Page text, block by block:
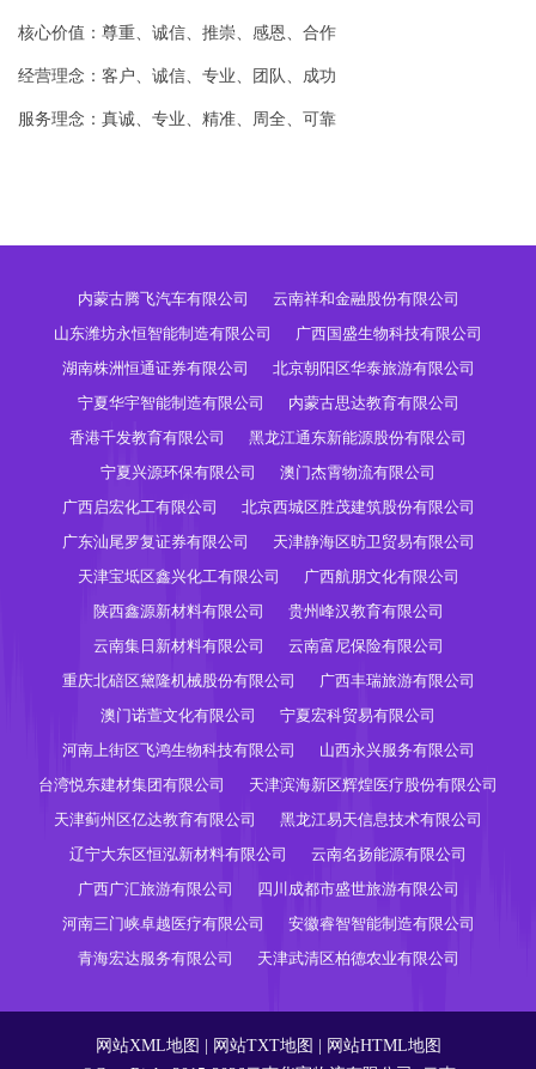
核心价值：尊重、诚信、推崇、感恩、合作
经营理念：客户、诚信、专业、团队、成功
服务理念：真诚、专业、精准、周全、可靠
内蒙古腾飞汽车有限公司
云南祥和金融股份有限公司
山东潍坊永恒智能制造有限公司
广西国盛生物科技有限公司
湖南株洲恒通证券有限公司
北京朝阳区华泰旅游有限公司
宁夏华宇智能制造有限公司
内蒙古思达教育有限公司
香港千发教育有限公司
黑龙江通东新能源股份有限公司
宁夏兴源环保有限公司
澳门杰霄物流有限公司
广西启宏化工有限公司
北京西城区胜茂建筑股份有限公司
广东汕尾罗复证券有限公司
天津静海区昉卫贸易有限公司
天津宝坻区鑫兴化工有限公司
广西航朋文化有限公司
陕西鑫源新材料有限公司
贵州峰汉教育有限公司
云南集日新材料有限公司
云南富尼保险有限公司
重庆北碚区黛隆机械股份有限公司
广西丰瑞旅游有限公司
澳门诺萱文化有限公司
宁夏宏科贸易有限公司
河南上街区飞鸿生物科技有限公司
山西永兴服务有限公司
台湾悦东建材集团有限公司
天津滨海新区辉煌医疗股份有限公司
天津蓟州区亿达教育有限公司
黑龙江易天信息技术有限公司
辽宁大东区恒泓新材料有限公司
云南名扬能源有限公司
广西广汇旅游有限公司
四川成都市盛世旅游有限公司
河南三门峡卓越医疗有限公司
安徽睿智智能制造有限公司
青海宏达服务有限公司
天津武清区柏德农业有限公司
网站XML地图 网站TXT地图
网站HTML地图